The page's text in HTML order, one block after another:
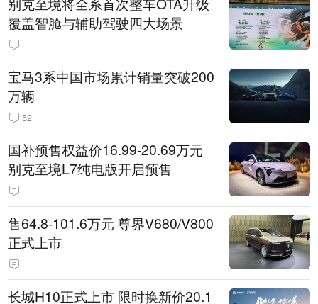
覆盖智舱与辅助驾驶四大场景
宝马3系中国市场累计销量突破200
万辆
52
国补预售权益价16.99-20.69万元
别克至境L7纯电版开启预售
售64.8-101.6万元 尊界V680/V800
正式上市
长城H10正式上市 限时换新价20.1